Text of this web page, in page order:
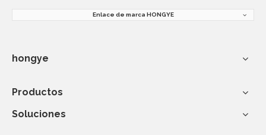
Enlace de marca HONGYE
hongye
Productos
Soluciones